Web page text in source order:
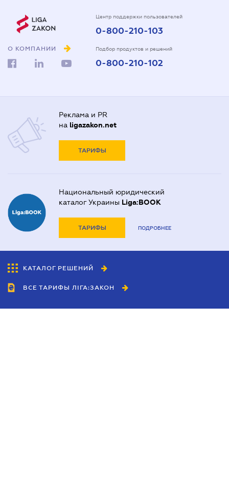
О КОМПАНИИ
Центр поддержки пользователей
0-800-210-103
Подбор продуктов и решений
0-800-210-102
Реклама и PR
на ligazakon.net
ТАРИФЫ
Национальный юридический
каталог Украины Liga:BOOK
ТАРИФЫ ПОДРОБНЕЕ
КАТАЛОГ РЕШЕНИЙ
ВСЕ ТАРИФЫ ЛІГА:ЗАКОН